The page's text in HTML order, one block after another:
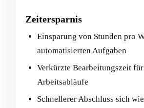
Zeitersparnis
Einsparung von Stunden pro
automatisierten Aufgaben
Verkürzte Bearbeitungszeit
Arbeitsabläufe
Schnellerer Abschluss sich